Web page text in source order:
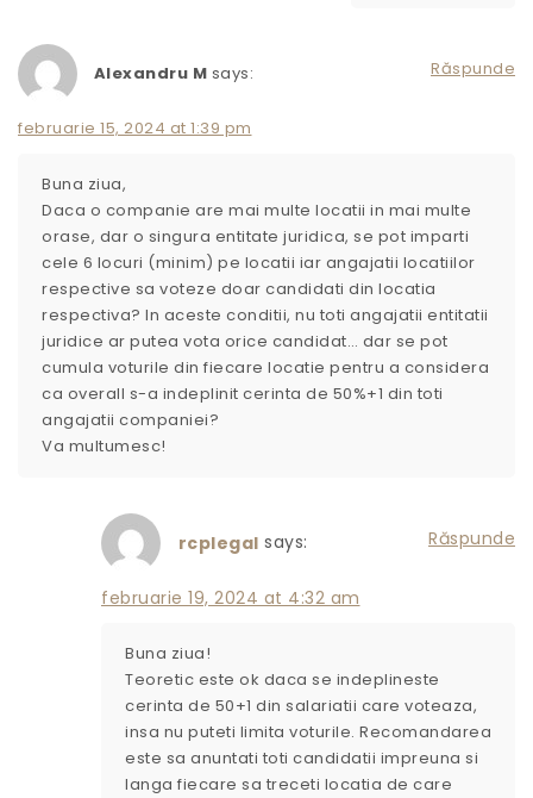
Răspunde
Alexandru M says:
februarie 15, 2024 at 1:39 pm
Buna ziua,
Daca o companie are mai multe locatii in mai multe
orase, dar o singura entitate juridica, se pot imparti
cele 6 locuri (minim) pe locatii iar angajatii locatiilor
respective sa voteze doar candidati din locatia
respectiva? In aceste conditii, nu toti angajatii entitatii
juridice ar putea vota orice candidat… dar se pot
cumula voturile din fiecare locatie pentru a considera
ca overall s-a indeplinit cerinta de 50%+1 din toti
angajatii companiei?
Va multumesc!
Răspunde
rcplegal says:
februarie 19, 2024 at 4:32 am
Buna ziua!
Teoretic este ok daca se indeplineste
cerinta de 50+1 din salariatii care voteaza,
insa nu puteti limita voturile. Recomandarea
este sa anuntati toti candidatii impreuna si
langa fiecare sa treceti locatia de care